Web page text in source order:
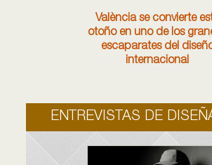
València se convierte
otoño en uno de los
escaparates del
internacional
ENTREVISTAS DE